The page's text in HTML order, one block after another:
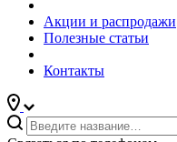
Акции и распродажи
Полезные статьи
Контакты